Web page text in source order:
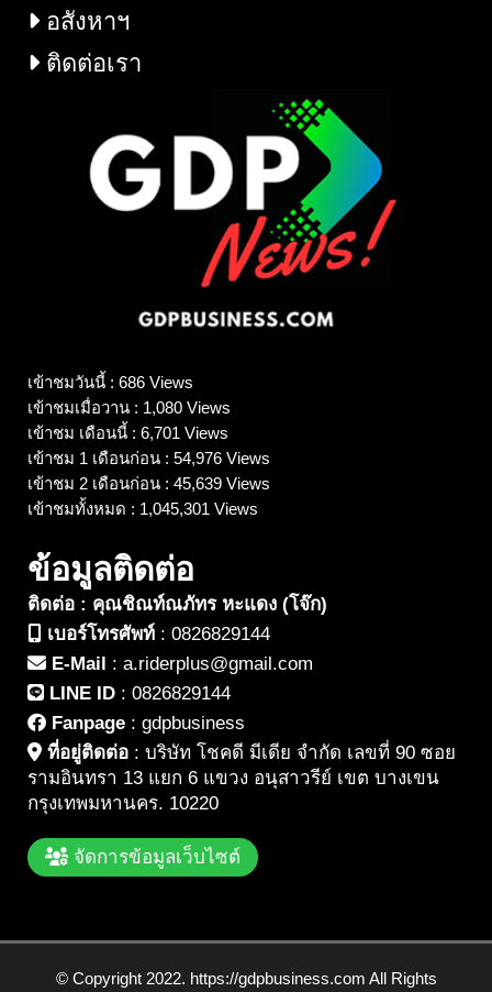
อสังหาฯ
ติดต่อเรา
เข้าชมวันนี้ : 686 Views
เข้าชมเมื่อวาน : 1,080 Views
เข้าชม เดือนนี้ : 6,701 Views
เข้าชม 1 เดือนก่อน : 54,976 Views
เข้าชม 2 เดือนก่อน : 45,639 Views
เข้าชมทั้งหมด : 1,045,301 Views
ข้อมูลติดต่อ
ติดต่อ : คุณชิณท์ณภัทร หะแดง (โจ๊ก)
เบอร์โทรศัพท์ : 0826829144
E-Mail : a.riderplus@gmail.com
LINE ID : 0826829144
Fanpage : gdpbusiness
ที่อยู่ติดต่อ : บริษัท โชคดี มีเดีย จำกัด เลขที่ 90 ซอย
รามอินทรา 13 แยก 6 แขวง อนุสาวรีย์ เขต บางเขน
กรุงเทพมหานคร. 10220
จัดการข้อมูลเว็บไซต์
© Copyright 2022. https://gdpbusiness.com All Rights